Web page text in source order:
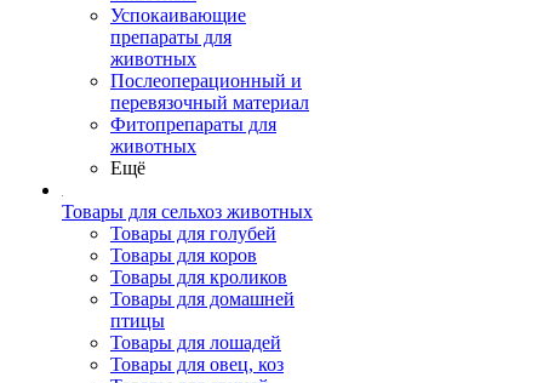
Успокаивающие
препараты для
животных
Послеоперационный и
перевязочный материал
Фитопрепараты для
животных
Ещё
Товары для сельхоз животных
Товары для голубей
Товары для коров
Товары для кроликов
Товары для домашней
птицы
Товары для лошадей
Товары для овец, коз